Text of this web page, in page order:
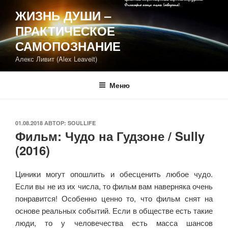
содержимому
ЖИЗНЬ ДУШИ –
ПРАКТИЧЕСКОЕ
САМОПОЗНАНИЕ
Алекс Ливит (Alex Leaveit)
Меню
ОПУБЛИКОВАНО
01.08.2018 АВТОР: SOULLIFE
Фильм: Чудо на Гудзоне / Sully
(2016)
Циники могут опошлить и обесценить любое чудо.
Если вы не из их числа, то фильм вам наверняка очень
понравится! Особенно ценно то, что фильм снят на
основе реальных событий. Если в обществе есть такие
люди, то у человечества есть масса шансов